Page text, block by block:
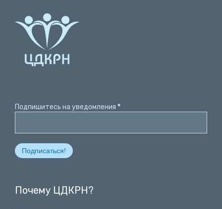
Подпишитесь на уведомления *
Почему ЦДКРН?